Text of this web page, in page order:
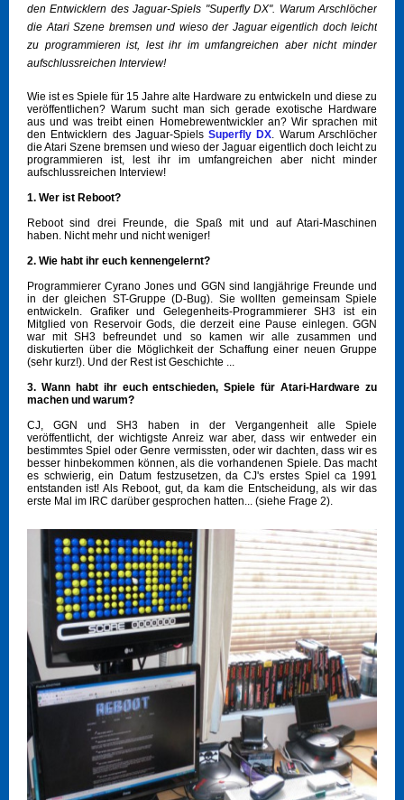
den Entwicklern des Jaguar-Spiels "Superfly DX". Warum Arschlöcher
die Atari Szene bremsen und wieso der Jaguar eigentlich doch leicht
zu programmieren ist, lest ihr im umfangreichen aber nicht minder
aufschlussreichen Interview!
Wie ist es Spiele für 15 Jahre alte Hardware zu entwickeln und diese zu
veröffentlichen? Warum sucht man sich gerade exotische Hardware
aus und was treibt einen Homebrewentwickler an? Wir sprachen mit
den Entwicklern des Jaguar-SpielsSuperfly DX. Warum Arschlöcher
die Atari Szene bremsen und wieso der Jaguar eigentlich doch leicht zu
programmieren ist, lest ihr im umfangreichen aber nicht minder
aufschlussreichen Interview!
1. Wer ist Reboot?
Reboot sind drei Freunde, die Spaß mit und auf Atari-Maschinen
haben. Nicht mehr und nicht weniger!
2. Wie habt ihr euch kennengelernt?
Programmierer Cyrano Jones und GGN sind langjährige Freunde und
in der gleichen ST-Gruppe (D-Bug). Sie wollten gemeinsam Spiele
entwickeln. Grafiker und Gelegenheits-Programmierer SH3 ist ein
Mitglied von Reservoir Gods, die derzeit eine Pause einlegen. GGN
war mit SH3 befreundet und so kamen wir alle zusammen und
diskutierten über die Möglichkeit der Schaffung einer neuen Gruppe
(sehr kurz!). Und der Rest ist Geschichte ...
3. Wann habt ihr euch entschieden, Spiele für Atari-Hardware zu
machen und warum?
CJ, GGN und SH3 haben in der Vergangenheit alle Spiele
veröffentlicht, der wichtigste Anreiz war aber, dass wir entweder ein
bestimmtes Spiel oder Genre vermissten, oder wir dachten, dass wir es
besser hinbekommen können, als die vorhandenen Spiele. Das macht
es schwierig, ein Datum festzusetzen, da CJ's erstes Spiel ca 1991
entstanden ist! Als Reboot, gut, da kam die Entscheidung, als wir das
erste Mal im IRC darüber gesprochen hatten... (siehe Frage 2).